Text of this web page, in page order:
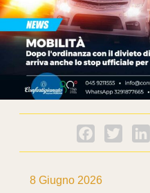
Facebook
Twitter
8 Giugno 2026